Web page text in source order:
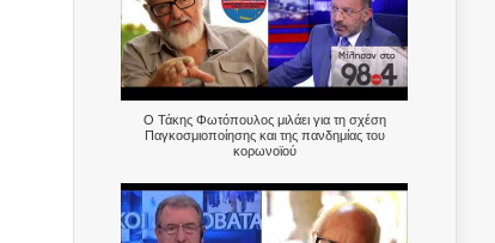
Ο Τάκης Φωτόπουλος μιλάει για τη σχέση
Παγκοσμιοποίησης και της πανδημίας του
κορωνοϊού